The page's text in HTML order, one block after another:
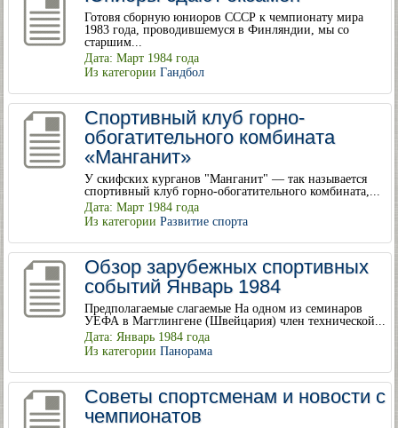
Готовя сборную юниоров СССР к чемпионату мира
1983 года, проводившемуся в Финляндии, мы со
старшим...
Дата: Март 1984 года
Из категории Гандбол
Спортивный клуб горно-
обогатительного комбината
«Манганит»
У скифских курганов "Манганит" — так называется
спортивный клуб горно-обогатительного комбината,...
Дата: Март 1984 года
Из категории Развитие спорта
Обзор зарубежных спортивных
событий Январь 1984
Предполагаемые слагаемые На одном из семинаров
УЕФА в Магглингене (Швейцария) член технической...
Дата: Январь 1984 года
Из категории Панорама
Советы спортсменам и новости с
чемпионатов